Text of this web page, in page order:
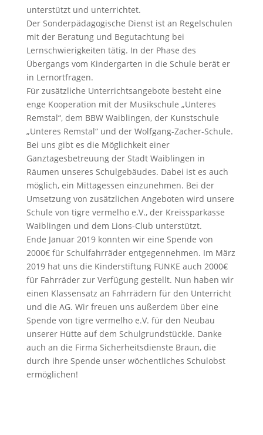
unterstützt und unterrichtet.
Der Sonderpädagogische Dienst ist an Regelschulen
mit der Beratung und Begutachtung bei
Lernschwierigkeiten tätig. In der Phase des
Übergangs vom Kindergarten in die Schule berät er
in Lernortfragen.
Für zusätzliche Unterrichtsangebote besteht eine
enge Kooperation mit der Musikschule „Unteres
Remstal“, dem BBW Waiblingen, der Kunstschule
„Unteres Remstal“ und der Wolfgang-Zacher-Schule.
Bei uns gibt es die Möglichkeit einer
Ganztagesbetreuung der Stadt Waiblingen in
Räumen unseres Schulgebäudes. Dabei ist es auch
möglich, ein Mittagessen einzunehmen. Bei der
Umsetzung von zusätzlichen Angeboten wird unsere
Schule von tigre vermelho e.V., der Kreissparkasse
Waiblingen und dem Lions-Club unterstützt.
Ende Januar 2019 konnten wir eine Spende von
2000€ für Schulfahrräder entgegennehmen. Im März
2019 hat uns die Kinderstiftung FUNKE auch 2000€
für Fahrräder zur Verfügung gestellt. Nun haben wir
einen Klassensatz an Fahrrädern für den Unterricht
und die AG. Wir freuen uns außerdem über eine
Spende von tigre vermelho e.V. für den Neubau
unserer Hütte auf dem Schulgrundstückle. Danke
auch an die Firma Sicherheitsdienste Braun, die
durch ihre Spende unser wöchentliches Schulobst
ermöglichen!